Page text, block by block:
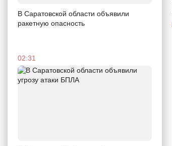
В Саратовской области объявили
ракетную опасность
02:31